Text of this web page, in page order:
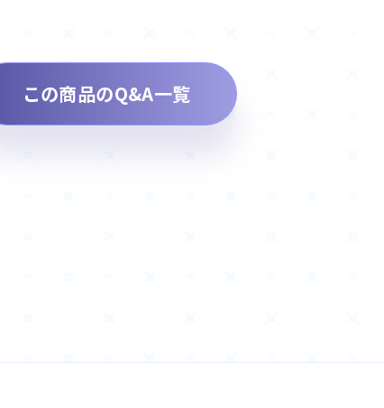
この商品のQ&A一覧